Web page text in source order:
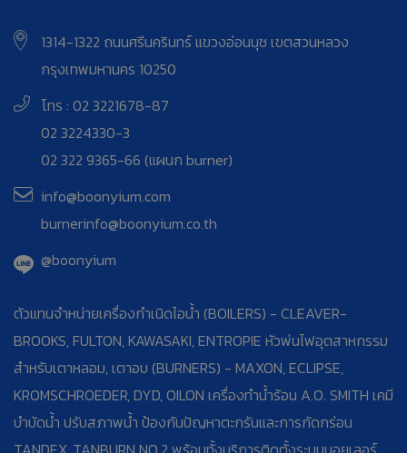
1314-1322 ถนนศรีนครินทร์ แขวงอ่อนนุช เขตสวนหลวง
กรุงเทพมหานคร 10250
โทร : 02 3221678-87
02 3224330-3
02 322 9365-66 (แผนก burner)
info@boonyium.com
burnerinfo@boonyium.co.th
@boonyium
ตัวแทนจำหน่ายเครื่องกำเนิดไอน้ำ (BOILERS) - CLEAVER-
BROOKS, FULTON, KAWASAKI, ENTROPIE หัวพ่นไฟอุตสาหกรรม
สำหรับเตาหลอม, เตาอบ (BURNERS) - MAXON, ECLIPSE,
KROMSCHROEDER, DYD, OILON เครื่องทำน้ำร้อน A.O. SMITH เคมี
บำบัดน้ำ ปรับสภาพน้ำ ป้องกันปัญหาตะกรันและการกัดกร่อน